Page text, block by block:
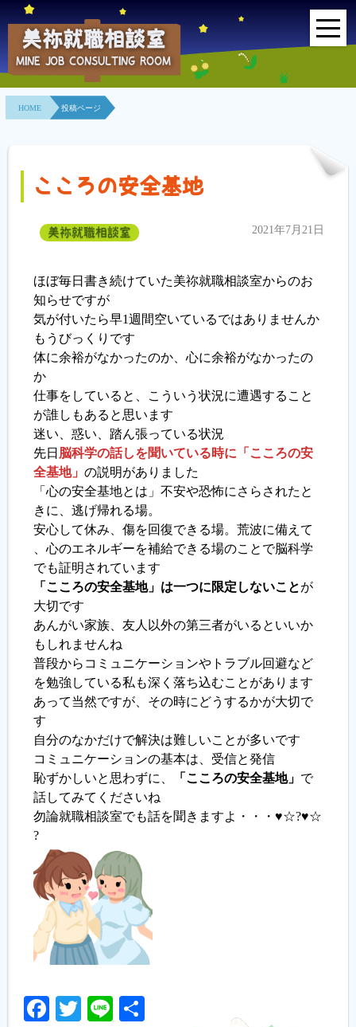
HOME
事業所紹介
相談室とは？
利用者の声
地域連携事業
求人情報検索
各種セミナー
履歴書ジェネレーター
美祢就職相談室
MINE JOB CONSULTING ROOM
HOME 投稿ページ
こころの安全基地
美祢就職相談室 2021年7月21日
ほぼ毎日書き続けていた美祢就職相談室からのお
知らせですが
気が付いたら早1週間空いているではありませんか
もうびっくりです
体に余裕がなかったのか、心に余裕がなかったの
か
仕事をしていると、こういう状況に遭遇すること
が誰しもあると思います
迷い、惑い、踏ん張っている状況
先日 脳科学の話しを聞いている時に「こころの安
全基地」 の説明がありました
「心の安全基地とは」不安や恐怖にさらされたと
きに、逃げ帰れる場。
安心して休み、傷を回復できる場。荒波に備えて
、心のエネルギーを補給できる場のことで脳科学
でも証明されています
「こころの安全基地」は一つに限定しないことが
大切です
あんがい家族、友人以外の第三者がいるといいか
もしれませんね
普段からコミュニケーションやトラブル回避など
を勉強している私も深く落ち込むことがあります
あって当然ですが、その時にどうするかが大切で
す
自分のなかだけで解決は難しいことが多いです
コミュニケーションの基本は、受信と発信
恥ずかしいと思わずに、
「こころの安全基地」 で
話してみてくださいね
勿論就職相談室でも話を聞きますよ・・・♥☆?♥☆
?
Facebook
Twitter
Line